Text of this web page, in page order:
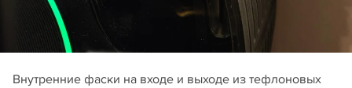
Внутренние фаски на входе и выходе из тефлоновых